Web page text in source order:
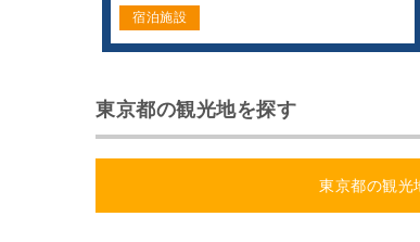
宿泊施設
東京都の観光地を探す
東京都の観光